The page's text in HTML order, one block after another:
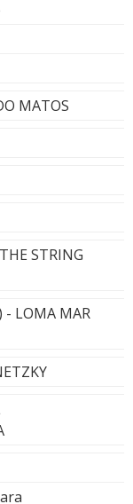
MATOS
STRING
- LOMA MAR